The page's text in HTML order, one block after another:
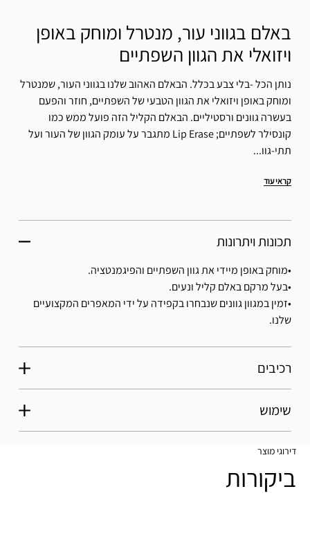
באלם בגווני עור, מנטרל ומוחק באופן
ויזואלי את הגוון השפתיים
נותן הכל -בלי צבע בכלל. הבאלם האהוב שלנו בגווני העור, שמנטרל
ומוחק באופן ויזואלי את הגוון הטבעי של השפתיים, חוזר והפעם
בעשרה גוונים ורסטיליים. הבאלם הקליל הזה פועל ממש כמו
קונסילר לשפתיים; Lip Erase מתגבר על עומק הגוון של העור ועל
תתי-גוו...
קראי עוד
תכונות ויתרונות
•מוחק באופן מיידי את גוון השפתיים והפיגמנטציה.
•בעל מרקם באלם קליל ונעים.
•זמין במגוון גוונים שנבחרו בקפידה על ידי המאפרים המקצועיים
שלנו.
רכיבים
שימוש
דירוגי מוצר
ביקורות